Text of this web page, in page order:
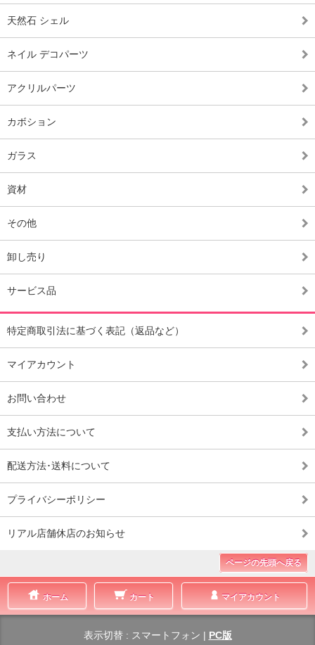
天然石 シェル
ネイル デコパーツ
アクリルパーツ
カボション
ガラス
資材
その他
卸し売り
サービス品
特定商取引法に基づく表記（返品など）
マイアカウント
お問い合わせ
支払い方法について
配送方法･送料について
プライバシーポリシー
リアル店舗休店のお知らせ
ページの先頭へ戻る
ホーム カート マイアカウント
表示切替 : スマートフォン | PC版